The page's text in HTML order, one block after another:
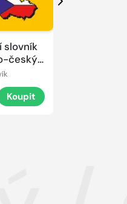
slovník
český/
Koupit
Další